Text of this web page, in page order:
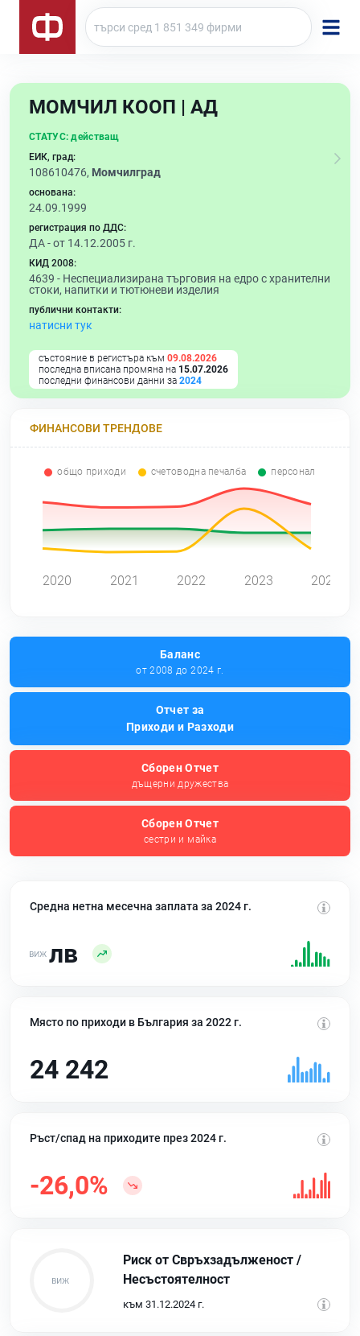
МОМЧИЛ КООП | АД
СТАТУС: действащ
ЕИК, град:
108610476, Момчилград
основана:
24.09.1999
регистрация по ДДС:
ДА - от 14.12.2005 г.
КИД 2008:
4639 - Неспециализирана търговия на едро с хранителни
стоки, напитки и тютюневи изделия
публични контакти:
натисни тук
състояние в регистъра към 09.08.2026
последна вписана промяна на 15.07.2026
последни финансови данни за 2024
ФИНАНСОВИ ТРЕНДОВЕ
общо приходи счетоводна печалба персонал
2020 2021 2022 2023 2024
Баланс
от 2008 до 2024 г.
Отчет за
Приходи и Разходи
Сборен Отчет
дъщерни дружества
Сборен Отчет
сестри и майка
Средна нетна месечна заплата за 2024 г.
лв
Място по приходи в България за 2022 г.
24 242
Ръст/спад на приходите през 2024 г.
-26,0%
Риск от Свръхзадълженост /
Несъстоятелност
към 31.12.2024 г.